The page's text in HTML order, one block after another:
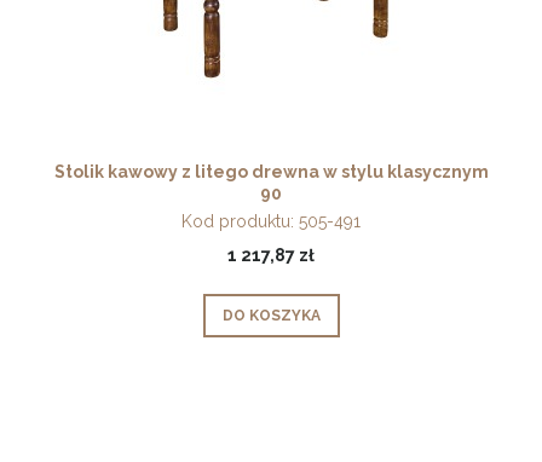
Stolik kawowy z litego drewna w stylu klasycznym
90
Kod produktu: 505-491
1 217,87 zł
DO KOSZYKA